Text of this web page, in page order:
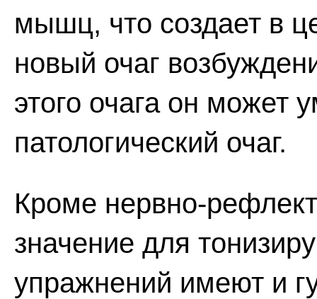
мышц, что создает в
новый очаг
этого очага он может
патологический очаг.
Кроме нервно-
значение для
упражнений имеют и